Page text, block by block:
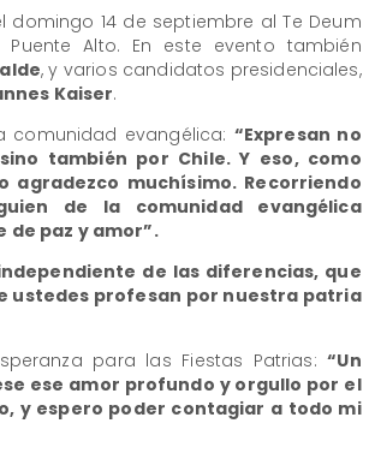
domingo 14 de septiembre al Te Deum
Alto. En este evento también
, y varios candidatos presidenciales,
Kaiser.
comunidad evangélica: “Expresan no
también por Chile. Y eso, como
agradezco muchísimo. Recorriendo
de la comunidad evangélica
paz y amor”.
de las diferencias, que
ustedes profesan por nuestra patria
para las Fiestas Patrias:“Un
ese amor profundo y orgullo por el
y espero poder contagiar a todo mi